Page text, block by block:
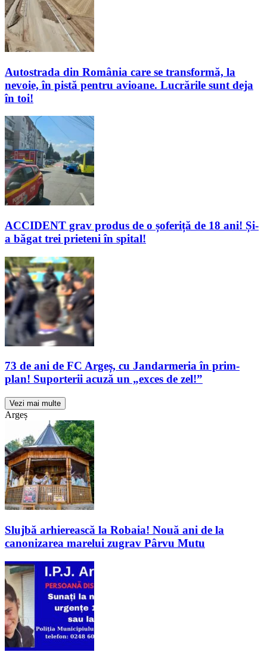
Autostrada din România care se transformă, la
nevoie, în pistă pentru avioane. Lucrările sunt deja
în toi!
ACCIDENT grav produs de o șoferiță de 18 ani! Și-
a băgat trei prieteni în spital!
73 de ani de FC Argeș, cu Jandarmeria în prim-
plan! Suporterii acuză un „exces de zel!”
Vezi mai multe
Argeș
Slujbă arhierească la Robaia! Nouă ani de la
canonizarea marelui zugrav Pârvu Mutu